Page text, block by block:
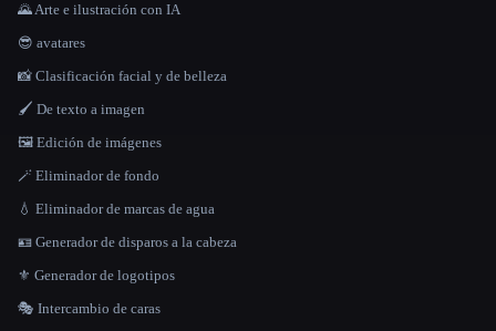
🌄 Arte e ilustración con IA
😎 avatares
📸 Clasificación facial y de belleza
🖌️ De texto a imagen
🖼️ Edición de imágenes
🪄 Eliminador de fondo
💧 Eliminador de marcas de agua
🪪 Generador de disparos a la cabeza
⚜️ Generador de logotipos
🎭 Intercambio de caras